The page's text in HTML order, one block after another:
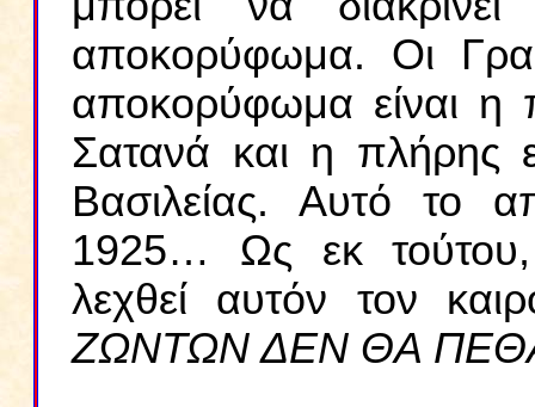
αποκορύφωμα. Οι
αποκορύφωμα είναι η
Σατανά και η πλήρης
Βασιλείας. Αυτό το
1925… Ως εκ
λεχθεί αυτόν τον
ΖΩΝΤΩΝ ΔΕΝ ΘΑ